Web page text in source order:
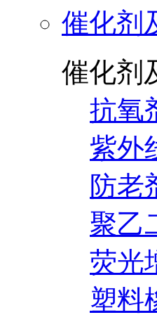
催化剂
催化剂
抗氧
紫外
防老
聚乙
荧光
塑料